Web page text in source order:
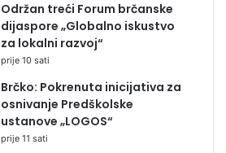
Održan treći Forum brčanske
dijaspore „Globalno iskustvo
za lokalni razvoj“
prije 10 sati
Brčko: Pokrenuta inicijativa za
osnivanje Predškolske
ustanove „LOGOS“
prije 11 sati